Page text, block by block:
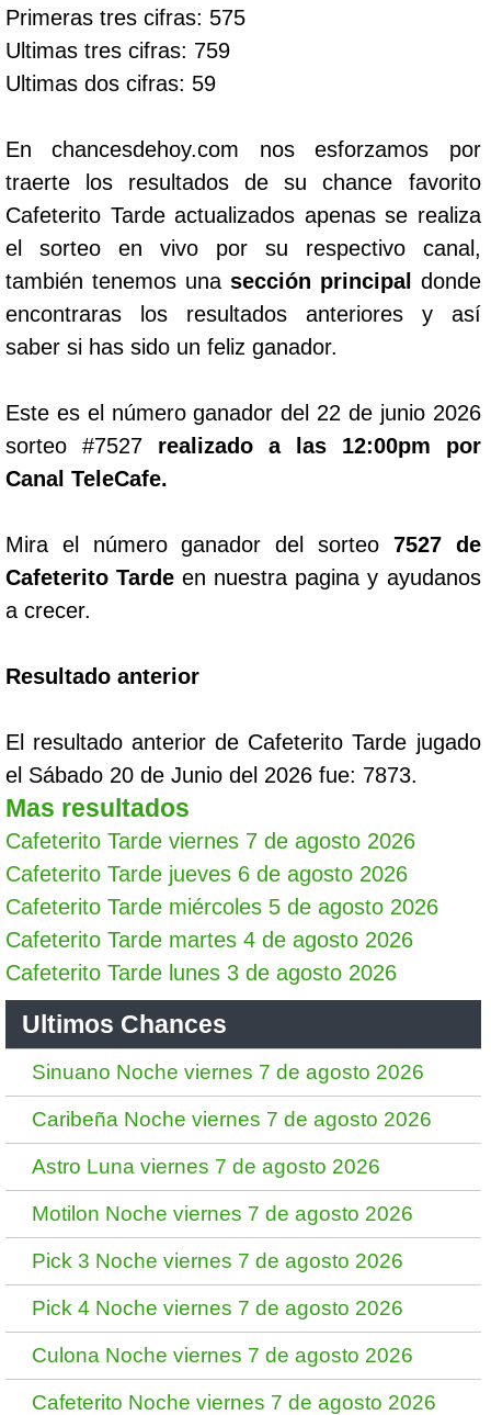
Primeras tres cifras: 575
Ultimas tres cifras: 759
Ultimas dos cifras: 59
En chancesdehoy.com nos esforzamos por
traerte los resultados de su chance favorito
Cafeterito Tarde actualizados apenas se realiza
el sorteo en vivo por su respectivo canal,
también tenemos una sección principal donde
encontraras los resultados anteriores y así
saber si has sido un feliz ganador.
Este es el número ganador del 22 de junio 2026
sorteo #7527 realizado a las 12:00pm por
Canal TeleCafe.
Mira el número ganador del sorteo 7527 de
Cafeterito Tarde en nuestra pagina y ayudanos
a crecer.
Resultado anterior
El resultado anterior de Cafeterito Tarde jugado
el Sábado 20 de Junio del 2026 fue: 7873.
Mas resultados
Cafeterito Tarde viernes 7 de agosto 2026
Cafeterito Tarde jueves 6 de agosto 2026
Cafeterito Tarde miércoles 5 de agosto 2026
Cafeterito Tarde martes 4 de agosto 2026
Cafeterito Tarde lunes 3 de agosto 2026
Ultimos Chances
Sinuano Noche viernes 7 de agosto 2026
Caribeña Noche viernes 7 de agosto 2026
Astro Luna viernes 7 de agosto 2026
Motilon Noche viernes 7 de agosto 2026
Pick 3 Noche viernes 7 de agosto 2026
Pick 4 Noche viernes 7 de agosto 2026
Culona Noche viernes 7 de agosto 2026
Cafeterito Noche viernes 7 de agosto 2026